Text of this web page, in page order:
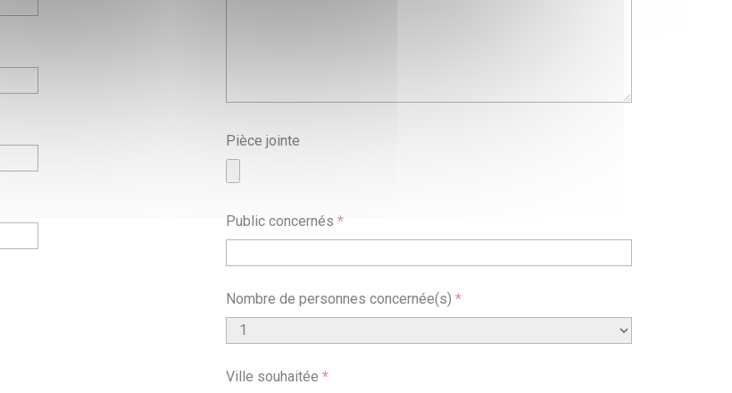
Pièce jointe
Public concernés *
Nombre de personnes concernée(s) *
Ville souhaitée *